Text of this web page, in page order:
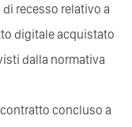
Intervento Per
recesso relativo a
digitale acquistato
dalla normativa
concluso a